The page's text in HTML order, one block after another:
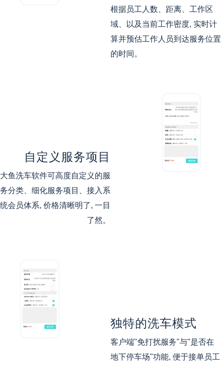
根据员工人数、距离、工作区
域、以及当前工作密度, 实时计
算并预估工作人员到达服务位置
的时间。
自定义服务项目
大鱼洗车软件可高度自定义的服
务分类、细化服务项目、接入系
统会员体系, 价格清晰明了, 一目
了然。
独特的洗车模式
客户端"免打扰服务"与"是否在
地下停车场"功能, 便于接单员工